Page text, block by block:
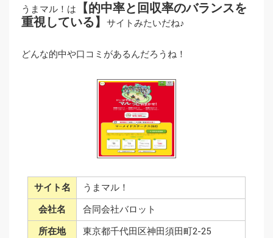
うまマル！は
【的中率と回収率のバランスを
重視している】
サイトみたいだね♪
どんな的中や口コミがあるんだろうね！
サイト名
うまマル！
会社名
合同会社バロット
所在地
東京都千代田区神田須田町2-25